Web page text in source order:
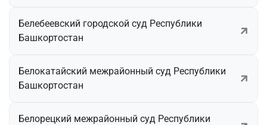
Белебеевский городской суд Республики
Башкортостан
Белокатайский межрайонный суд Республики
Башкортостан
Белорецкий межрайонный суд Республики